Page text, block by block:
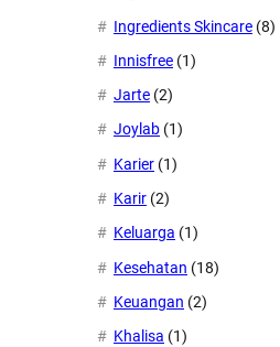
Ingredients Skincare (8)
Innisfree (1)
Jarte (2)
Joylab (1)
Karier (1)
Karir (2)
Keluarga (1)
Kesehatan (18)
Keuangan (2)
Khalisa (1)